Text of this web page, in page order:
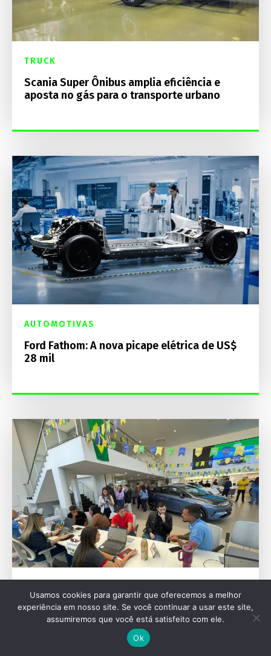
TRUCK
Scania Super Ônibus amplia eficiência e
aposta no gás para o transporte urbano
AUTOMOTIVAS
Ford Fathom: A nova picape elétrica de US$
28 mil
Mercado continua a crescer, mas tende a se
acomodar
Usamos cookies para garantir que oferecemos a melhor
experiência em nosso site. Se você continuar a usar este site,
assumiremos que você está satisfeito com ele.
Ok